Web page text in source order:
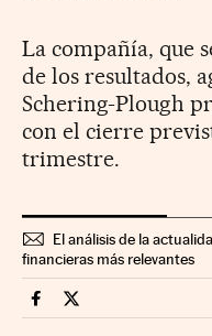
La compañía, que
de los resultados,
Schering-Plough
con el cierre
trimestre.
El análisis de la
financieras más relevantes
Companias Cinco Días
Companias Cinco